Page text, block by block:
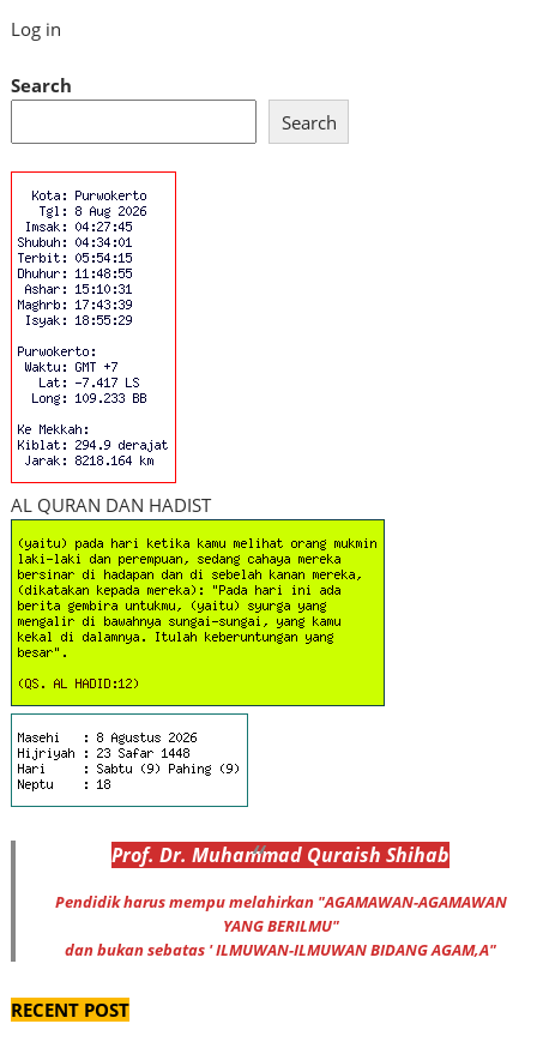
Log in
Search
Search
AL QURAN DAN HADIST
Prof. Dr. Muhammad Quraish Shihab
Pendidik harus mempu melahirkan "AGAMAWAN-AGAMAWAN
YANG BERILMU"
dan bukan sebatas ' ILMUWAN-ILMUWAN BIDANG AGAM,A"
RECENT POST